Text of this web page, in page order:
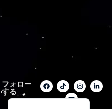
フォロー
する
English
Español
العربية